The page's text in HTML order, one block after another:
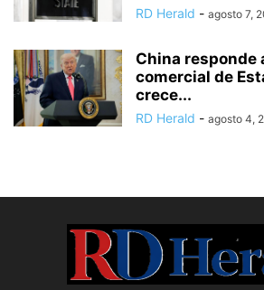
RD Herald - agosto 7,
China responde
comercial de
crece...
RD Herald - agosto 4,